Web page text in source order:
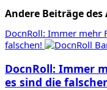
Andere Beiträge des
DocnRoll: Immer mehr
falschen!
DocnRoll: Immer
es sind die